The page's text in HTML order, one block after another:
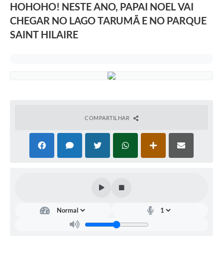
HOHOHO! NESTE ANO, PAPAI NOEL VAI
CHEGAR NO LAGO TARUMÃ E NO PARQUE
SAINT HILAIRE
COMPARTILHAR